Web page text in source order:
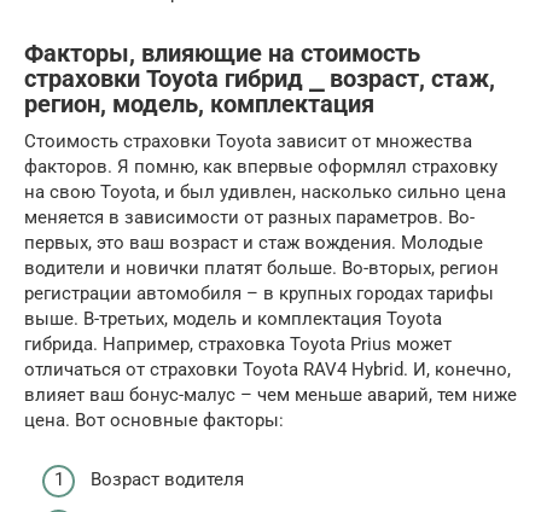
Факторы, влияющие на стоимость
страховки Toyota гибрид ⎯ возраст, стаж,
регион, модель, комплектация
Стоимость страховки Toyota зависит от множества
факторов. Я помню, как впервые оформлял страховку
на свою Toyota, и был удивлен, насколько сильно цена
меняется в зависимости от разных параметров. Во-
первых, это ваш возраст и стаж вождения. Молодые
водители и новички платят больше. Во-вторых, регион
регистрации автомобиля – в крупных городах тарифы
выше. В-третьих, модель и комплектация Toyota
гибрида. Например, страховка Toyota Prius может
отличаться от страховки Toyota RAV4 Hybrid. И, конечно,
влияет ваш бонус-малус – чем меньше аварий, тем ниже
цена. Вот основные факторы:
Возраст водителя